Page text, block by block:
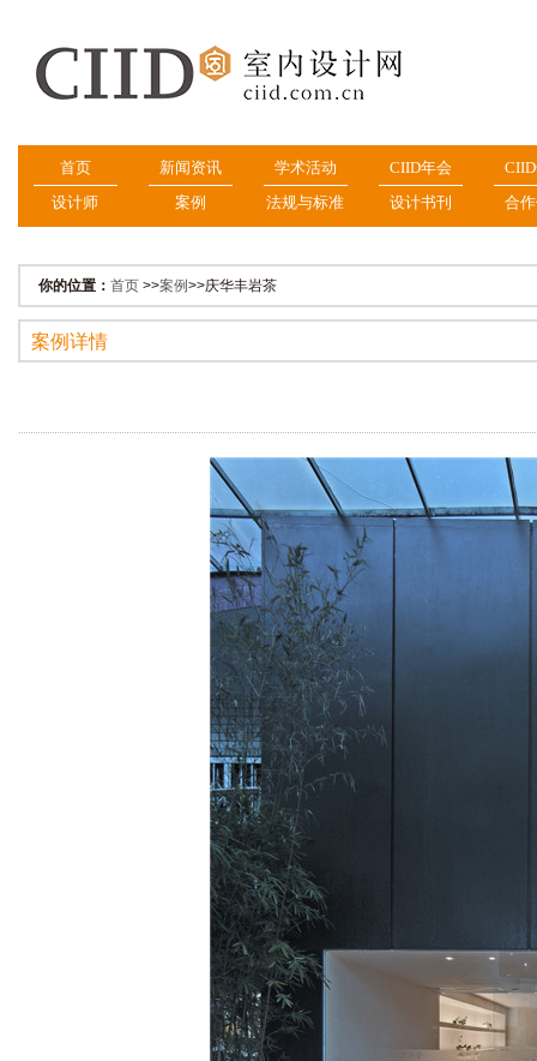
首页 新闻资讯 学术活动 CIID年会
设计师
案例 法规与标准 设计书刊 合
你的位置： 首页 >>案例>>庆华丰岩茶
案例详情